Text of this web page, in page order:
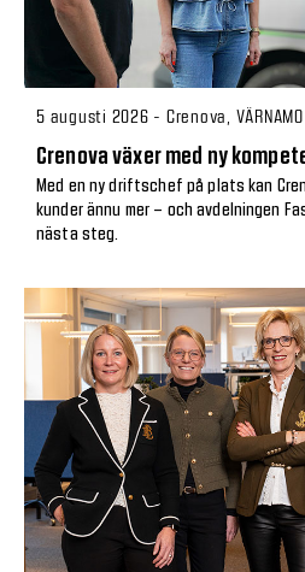
5 augusti 2026 - Crenova, VÄRNAMO
Crenova växer med ny
Med en ny driftschef på plats kan
kunder ännu mer – och avdelningen
nästa steg.